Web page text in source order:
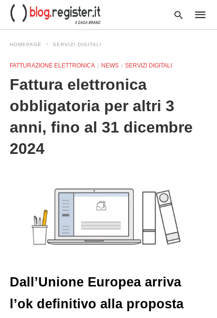
HOMEPAGE SERVIZI DIGITALI
FATTURAZIONE ELETTRONICA NEWS SERVIZI DIGITALI
Fattura elettronica
obbligatoria per altri 3
anni, fino al 31 dicembre
2024
Dall’Unione Europea arriva
l’ok definitivo alla proposta